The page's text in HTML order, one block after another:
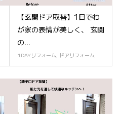
【玄関ドア取替】1日でわ
が家の表情が美しく、 玄関
の...
1DAYリフォーム, ドアリフォーム